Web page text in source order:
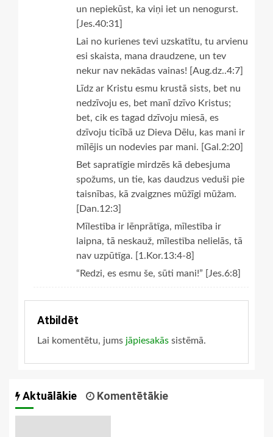
un nepiekūst, ka viņi iet un nenogurst.
[Jes.40:31]
Lai no kurienes tevi uzskatītu, tu arvienu
esi skaista, mana draudzene, un tev
nekur nav nekādas vainas! [Aug.dz..4:7]
Līdz ar Kristu esmu krustā sists, bet nu
nedzīvoju es, bet manī dzīvo Kristus;
bet, cik es tagad dzīvoju miesā, es
dzīvoju ticībā uz Dieva Dēlu, kas mani ir
mīlējis un nodevies par mani. [Gal.2:20]
Bet sapratīgie mirdzēs kā debesjuma
spožums, un tie, kas daudzus veduši pie
taisnības, kā zvaigznes mūžīgi mūžam.
[Dan.12:3]
Mīlestība ir lēnprātīga, mīlestība ir
laipna, tā neskauž, mīlestība nelielās, tā
nav uzpūtīga. [1.Kor.13:4-8]
“Redzi, es esmu še, sūti mani!” [Jes.6:8]
Atbildēt
Lai komentētu, jums jāpiesakās sistēmā.
Aktuālākie Komentētākie